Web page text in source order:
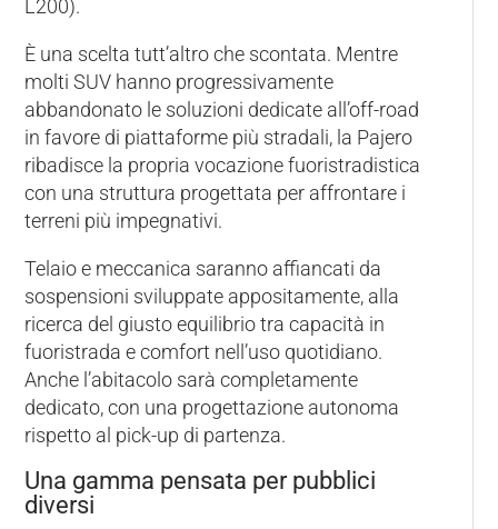
L200).
È una scelta tutt’altro che scontata. Mentre
molti SUV hanno progressivamente
abbandonato le soluzioni dedicate all’off-road
in favore di piattaforme più stradali, la Pajero
ribadisce la propria vocazione fuoristradistica
con una struttura progettata per affrontare i
terreni più impegnativi.
Telaio e meccanica saranno affiancati da
sospensioni sviluppate appositamente, alla
ricerca del giusto equilibrio tra capacità in
fuoristrada e comfort nell’uso quotidiano.
Anche l’abitacolo sarà completamente
dedicato, con una progettazione autonoma
rispetto al pick-up di partenza.
Una gamma pensata per pubblici
diversi